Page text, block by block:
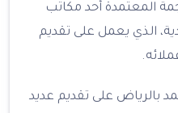
المعتمدة أحد مكاتب
الذي يعمل على تقديم
بالرياض على تقديم عديد